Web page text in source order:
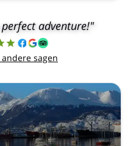
adventure!"
andere sagen